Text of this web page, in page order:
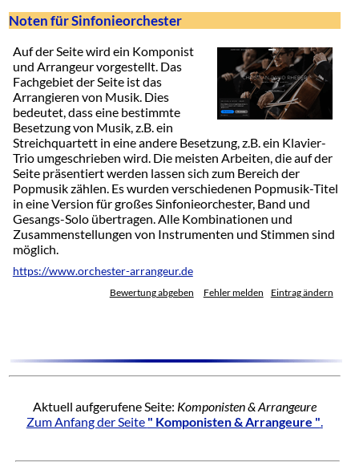
Noten für Sinfonieorchester
Auf der Seite wird ein Komponist
und Arrangeur vorgestellt. Das
Fachgebiet der Seite ist das
Arrangieren von Musik. Dies
bedeutet, dass eine bestimmte
Besetzung von Musik, z.B. ein
Streichquartett in eine andere Besetzung, z.B. ein Klavier-
Trio umgeschrieben wird. Die meisten Arbeiten, die auf der
Seite präsentiert werden lassen sich zum Bereich der
Popmusik zählen. Es wurden verschiedenen Popmusik-Titel
in eine Version für großes Sinfonieorchester, Band und
Gesangs-Solo übertragen. Alle Kombinationen und
Zusammenstellungen von Instrumenten und Stimmen sind
möglich.
https://www.orchester-arrangeur.de
Bewertung abgeben Fehler melden Eintrag ändern
Aktuell aufgerufene Seite: Komponisten & Arrangeure
Zum Anfang der Seite " Komponisten & Arrangeure "